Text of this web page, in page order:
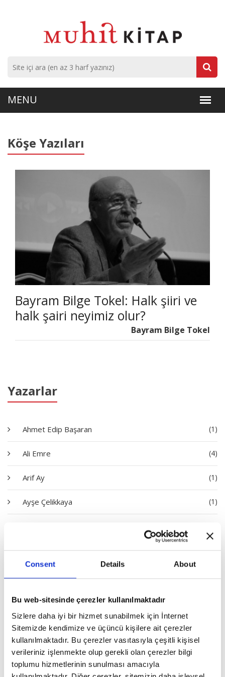
Consent Details About
Bu web-sitesinde çerezler kullanılmaktadır
Sizlere daha iyi bir hizmet sunabilmek için İnternet
Sitemizde kendimize ve üçüncü kişilere ait çerezler
kullanılmaktadır. Bu çerezler vasıtasıyla çeşitli kişisel
verileriniz işlenmekte olup gerekli olan çerezler bilgi
toplumu hizmetlerinin sunulması amacıyla
Yazarlar
Ahmet Edip Başaran (1)
Ali Emre (4)
Arif Ay (1)
Ayşe Çelikkaya (1)
Dilara Ayşe Akdeniz (1)
Emine Batar
Köşe Yazıları
Bayram Bilge Tokel: Halk şiiri ve
halk şairi neyimiz olur?
Bayram Bilge Tokel